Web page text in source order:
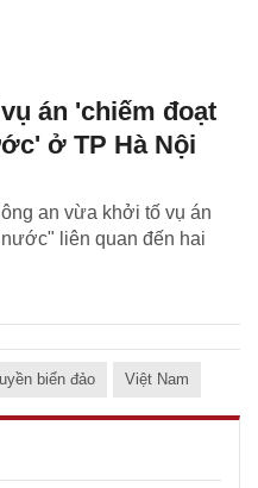
án 'chiếm đoạt
ở TP Hà Nội
an vừa khởi tố vụ án
liên quan đến hai
biển đảo Việt Nam